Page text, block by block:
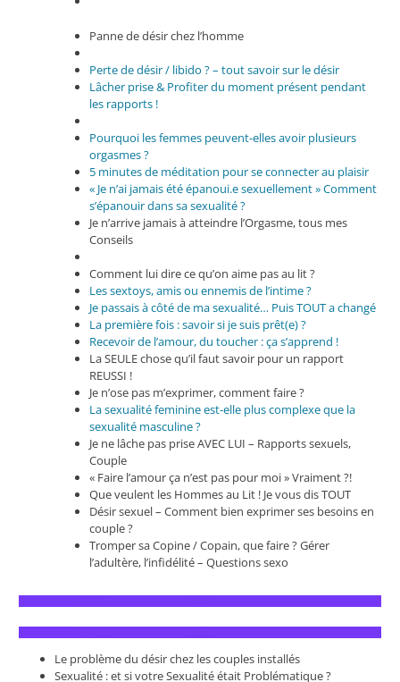
Panne de désir chez l’homme
Perte de désir / libido ? – tout savoir sur le désir
Lâcher prise & Profiter du moment présent pendant
les rapports !
Pourquoi les femmes peuvent-elles avoir plusieurs
orgasmes ?
5 minutes de méditation pour se connecter au plaisir
« Je n’ai jamais été épanoui.e sexuellement » Comment
s’épanouir dans sa sexualité ?
Je n’arrive jamais à atteindre l’Orgasme, tous mes
Conseils
Comment lui dire ce qu’on aime pas au lit ?
Les sextoys, amis ou ennemis de l’intime ?
Je passais à côté de ma sexualité… Puis TOUT a changé
La première fois : savoir si je suis prêt(e) ?
Recevoir de l’amour, du toucher : ça s’apprend !
La SEULE chose qu’il faut savoir pour un rapport
REUSSI !
Je n’ose pas m’exprimer, comment faire ?
La sexualité feminine est-elle plus complexe que la
sexualité masculine ?
Je ne lâche pas prise AVEC LUI – Rapports sexuels,
Couple
« Faire l’amour ça n’est pas pour moi » Vraiment ?!
Que veulent les Hommes au Lit ! Je vous dis TOUT
Désir sexuel – Comment bien exprimer ses besoins en
couple ?
Tromper sa Copine / Copain, que faire ? Gérer
l’adultère, l’infidélité – Questions sexo
Le problème du désir chez les couples installés
Sexualité : et si votre Sexualité était Problématique ?